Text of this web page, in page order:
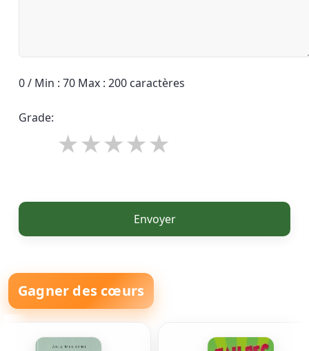
0 / Min : 70 Max : 200 caractères
Grade:
Envoyer
Gagner des cœurs